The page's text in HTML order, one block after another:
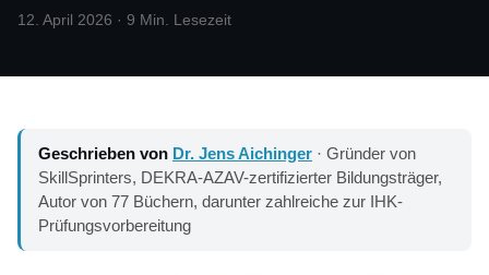
12. April 2026 · 9 Min. Lesezeit
Geschrieben von Dr. Jens Aichinger · Gründer von
SkillSprinters, DEKRA-AZAV-zertifizierter Bildungsträger,
Autor von 77 Büchern, darunter zahlreiche zur IHK-
Prüfungsvorbereitung